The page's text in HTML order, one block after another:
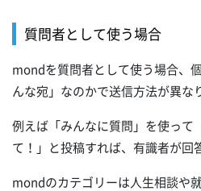
質問者として使う場合
mondを質問者として使う場合、
んな宛」なのかで送信方法が異な
例えば「みんなに質問」を使って
て！」と投稿すれば、有識者が回
mondのカテゴリーは人生相談や